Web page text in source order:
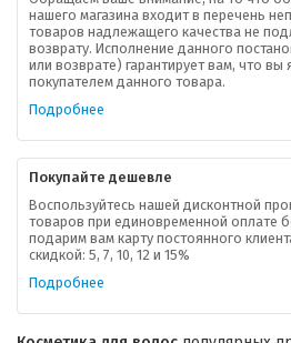
нашего магазина входит в перечень
товаров надлежащего качества не
возврату. Исполнение данного
или возврате) гарантирует вам, что
покупателем данного товара.
Подробнее
Покупайте дешевле
Воспользуйтесь нашей дисконтной
товаров при единовременной оплате
подарим вам карту постоянного
скидкой: 5, 7, 10, 12 и 15%
Подробнее